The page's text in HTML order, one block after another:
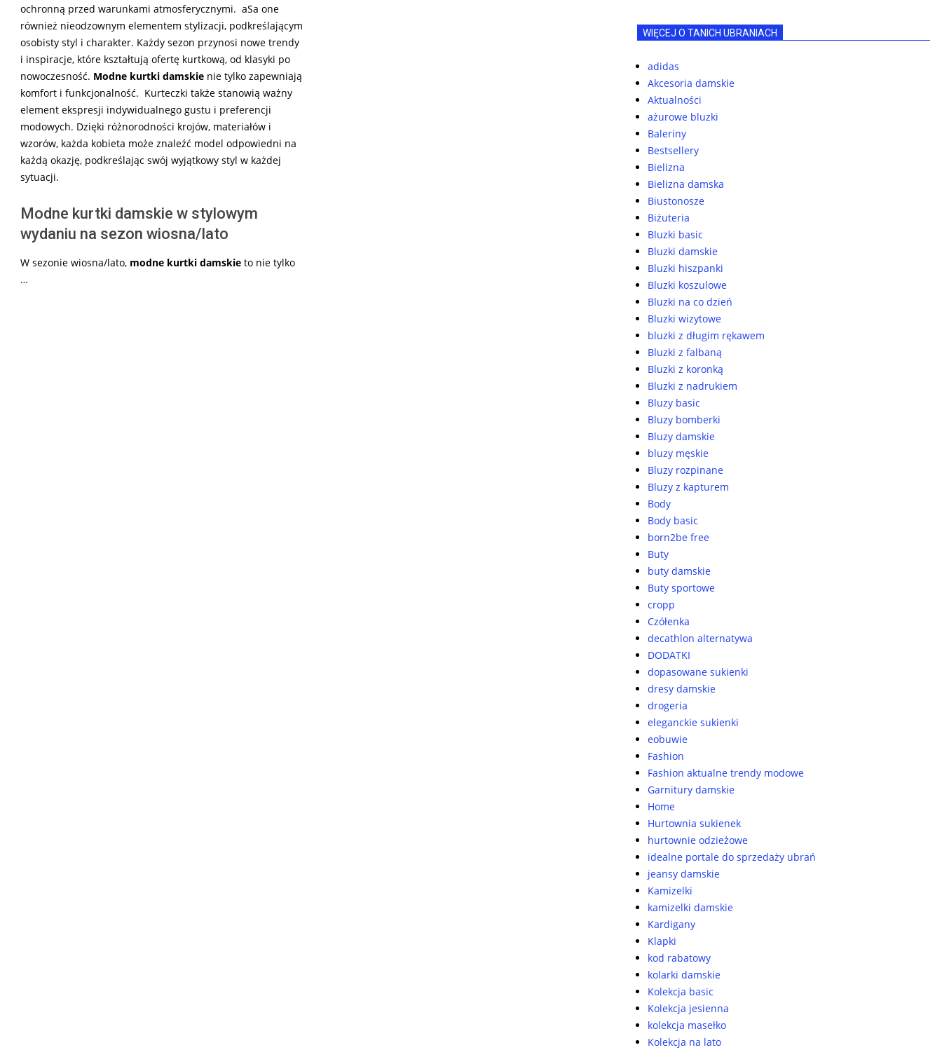
ochronną przed warunkami atmosferycznymi. aSa one
również nieodzownym elementem stylizacji, podkreślającym
osobisty styl i charakter. Każdy sezon przynosi nowe trendy
i inspiracje, które kształtują ofertę kurtkową, od klasyki po
nowoczesność. Modne kurtki damskie nie tylko zapewniają
komfort i funkcjonalność. Kurteczki także stanowią ważny
element ekspresji indywidualnego gustu i preferencji
modowych. Dzięki różnorodności krojów, materiałów i
wzorów, każda kobieta może znaleźć model odpowiedni na
każdą okazję, podkreślając swój wyjątkowy styl w każdej
sytuacji.
Modne kurtki damskie w stylowym
wydaniu na sezon wiosna/lato
W sezonie wiosna/lato, modne kurtki damskie to nie tylko
…
WIĘCEJ O TANICH UBRANIACH
adidas
Akcesoria damskie
Aktualności
ażurowe bluzki
Baleriny
Bestsellery
Bielizna
Bielizna damska
Biustonosze
Biżuteria
Bluzki basic
Bluzki damskie
Bluzki hiszpanki
Bluzki koszulowe
Bluzki na co dzień
Bluzki wizytowe
bluzki z długim rękawem
Bluzki z falbaną
Bluzki z koronką
Bluzki z nadrukiem
Bluzy basic
Bluzy bomberki
Bluzy damskie
bluzy męskie
Bluzy rozpinane
Bluzy z kapturem
Body
Body basic
born2be free
Buty
buty damskie
Buty sportowe
cropp
Czółenka
decathlon alternatywa
DODATKI
dopasowane sukienki
dresy damskie
drogeria
eleganckie sukienki
eobuwie
Fashion
Fashion aktualne trendy modowe
Garnitury damskie
Home
Hurtownia sukienek
hurtownie odzieżowe
idealne portale do sprzedaży ubrań
jeansy damskie
Kamizelki
kamizelki damskie
Kardigany
Klapki
kod rabatowy
kolarki damskie
Kolekcja basic
Kolekcja jesienna
kolekcja masełko
Kolekcja na lato